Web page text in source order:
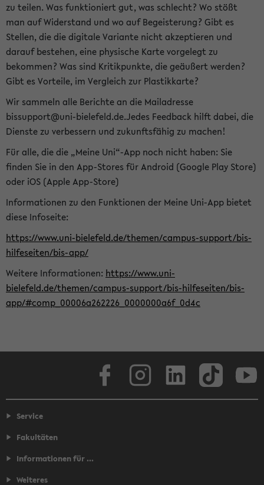
zu teilen. Was funktioniert gut, was schlecht? Wo stößt
man auf Widerstand und wo auf Begeisterung? Gibt es
Stellen, die die digitale Variante nicht akzeptieren und
darauf bestehen, eine physische Karte vorgelegt zu
bekommen? Was sind Kritikpunkte, die geäußert werden?
Gibt es Vorteile, im Vergleich zur Plastikkarte?
Wir sammeln alle Berichte an die Mailadresse
bissupport@uni-bielefeld.de.Jedes Feedback hilft dabei, die
Dienste zu verbessern und zukunftsfähig zu machen!
Für alle, die die „Meine Uni“-App noch nicht haben: Sie
finden Sie in den App-Stores für Android (Google Play Store)
oder iOS (Apple App-Store)
Informationen zu den Funktionen der Meine Uni-App bietet
diese Infoseite:
https://www.uni-bielefeld.de/themen/campus-support/bis-
hilfeseiten/bis-app/
Weitere Informationen: https://www.uni-
bielefeld.de/themen/campus-support/bis-hilfeseiten/bis-
app/#comp_00006a262226_0000000a6f_0d4c
Service
Fakultäten
Informationen für ...
Weiteres